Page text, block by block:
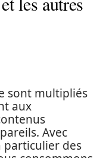
sont multipliés
aux
Avec
particulier des